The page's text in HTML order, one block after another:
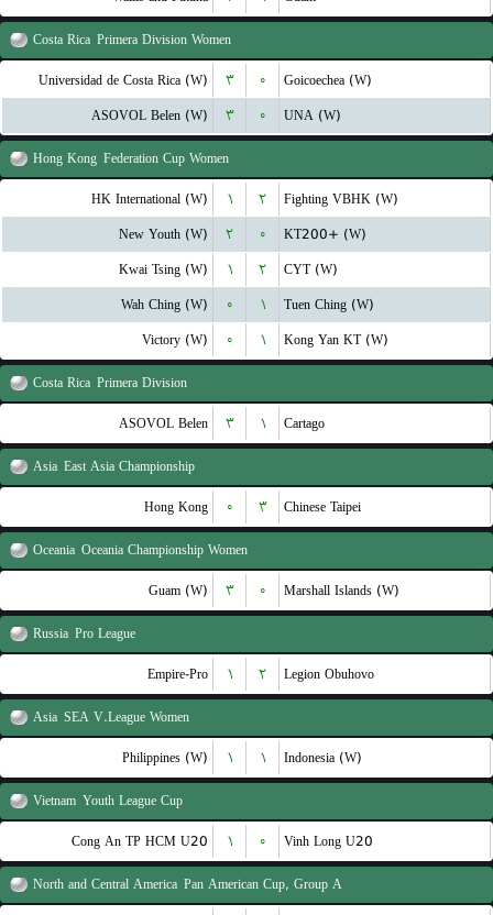
Costa Rica Primera Division Women
Universidad de Costa Rica (W) ۳ ۰ Goicoechea (W)
ASOVOL Belen (W) ۳ ۰ UNA (W)
Hong Kong Federation Cup Women
HK International (W) ۱ ۲ Fighting VBHK (W)
New Youth (W) ۲ ۰ KT200+ (W)
Kwai Tsing (W) ۱ ۲ CYT (W)
Wah Ching (W) ۰ ۱ Tuen Ching (W)
Victory (W) ۰ ۱ Kong Yan KT (W)
Costa Rica Primera Division
ASOVOL Belen ۳ ۱ Cartago
Asia East Asia Championship
Hong Kong ۰ ۳ Chinese Taipei
Oceania Oceania Championship Women
Guam (W) ۳ ۰ Marshall Islands (W)
Russia Pro League
Empire-Pro ۱ ۲ Legion Obuhovo
Asia SEA V.League Women
Philippines (W) ۱ ۱ Indonesia (W)
Vietnam Youth League Cup
Cong An TP HCM U20 ۱ ۰ Vinh Long U20
North and Central America Pan American Cup, Group A